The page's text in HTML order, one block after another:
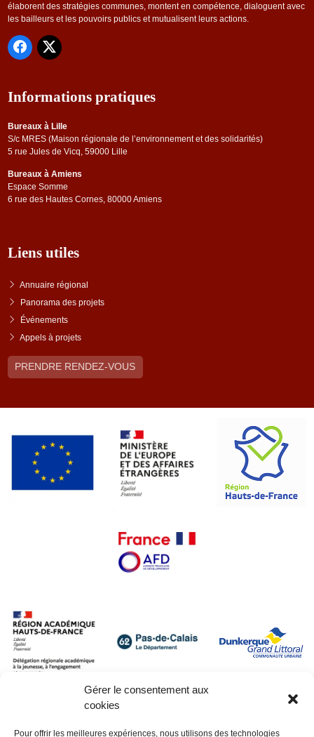
Gérer le consentement aux
cookies
Pour offrir les meilleures expériences, nous utilisons des technologies
élaborent des stratégies communes, montent en compétence, dialoguent avec
les bailleurs et les pouvoirs publics et mutualisent leurs actions.
Informations pratiques
Bureaux à Lille
S/c MRES (Maison régionale de l’environnement et des solidarités)
5 rue Jules de Vicq, 59000 Lille
Bureaux à Amiens
Espace Somme
6 rue des Hautes Cornes, 80000 Amiens
Liens utiles
Annuaire régional
Panorama des projets
Événements
Appels à projets
PRENDRE RENDEZ-VOUS